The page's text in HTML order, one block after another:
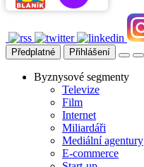
Předplatné Přihlášení
Byznysové segmenty
Televize
Film
Internet
Miliardáři
Mediální agentury
E-commerce